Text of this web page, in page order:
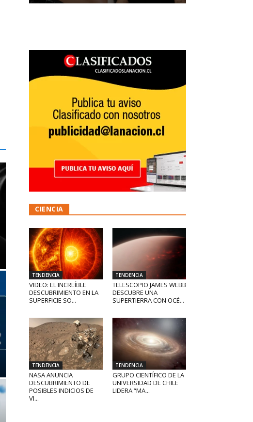
CIENCIA
TENDENCIA
VIDEO: EL INCREÍBLE
DESCUBRIMIENTO EN LA
SUPERFICIE SO...
TENDENCIA
TELESCOPIO JAMES WEBB
DESCUBRE UNA
SUPERTIERRA CON OCÉ...
TENDENCIA
NASA ANUNCIA
DESCUBRIMIENTO DE
POSIBLES INDICIOS DE
VI...
TENDENCIA
GRUPO CIENTÍFICO DE LA
UNIVERSIDAD DE CHILE
LIDERA “MA...